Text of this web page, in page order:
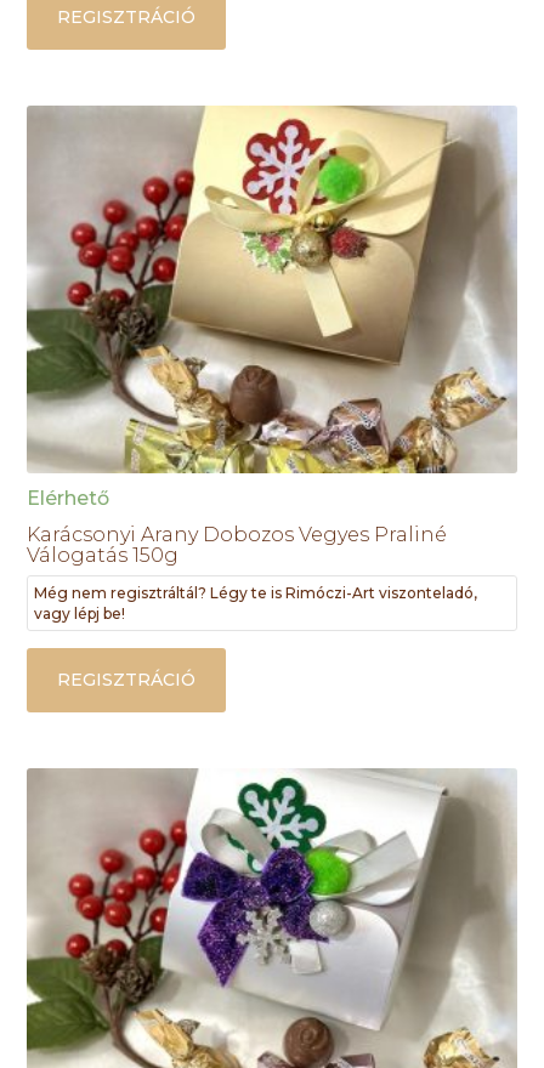
REGISZTRÁCIÓ
Elérhető
Karácsonyi Arany Dobozos Vegyes Praliné
Válogatás 150g
Még nem regisztráltál? Légy te is Rimóczi-Art viszonteladó,
vagy lépj be!
REGISZTRÁCIÓ